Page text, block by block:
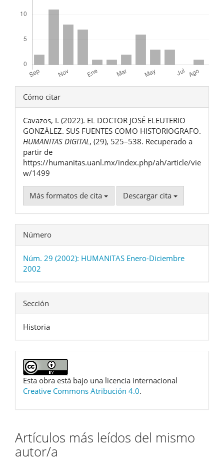
Detalles
del
artículo
Cómo citar
Cavazos, I. (2022). EL DOCTOR JOSÉ ELEUTERIO
GONZÁLEZ. SUS FUENTES COMO HISTORIOGRAFO.
HUMANITAS DIGITAL, (29), 525–538. Recuperado a
partir de
https://humanitas.uanl.mx/index.php/ah/article/vie
w/1499
Más formatos de cita Descargar cita
Número
Núm. 29 (2002): HUMANITAS Enero-Diciembre
2002
Sección
Historia
Esta obra está bajo una licencia internacional
Creative Commons Atribución 4.0.
Artículos más leídos del mismo
autor/a